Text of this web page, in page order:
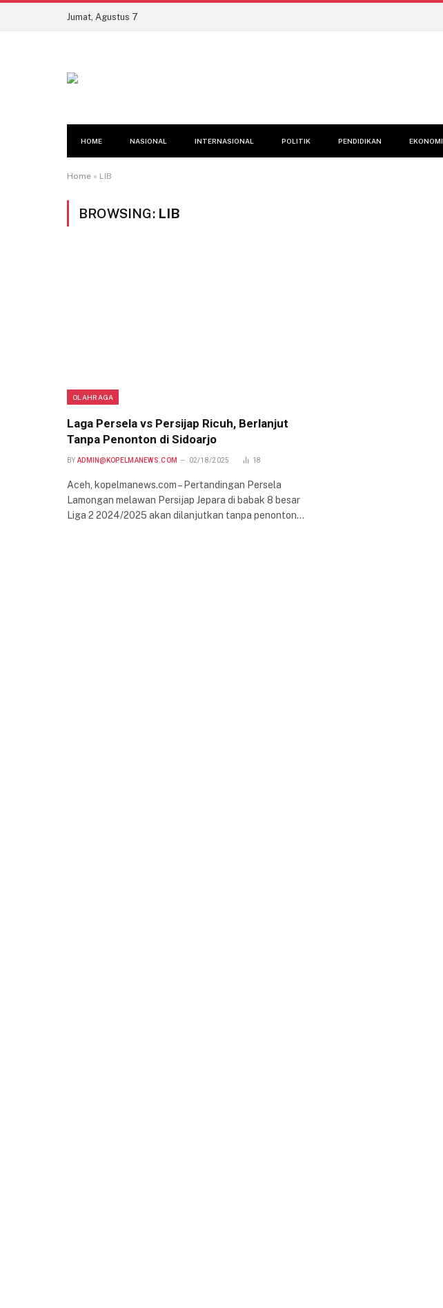
Jumat, Agustus 7
HOME NASIONAL INTERNASIONAL POLITIK PENDIDIKAN EKONOMI
Home » LIB
BROWSING: LIB
OLAHRAGA
Laga Persela vs Persijap Ricuh, Berlanjut
Tanpa Penonton di Sidoarjo
BY ADMIN@KOPELMANEWS.COM 02/18/2025 18
Aceh, kopelmanews.com – Pertandingan Persela
Lamongan melawan Persijap Jepara di babak 8 besar
Liga 2 2024/2025 akan dilanjutkan tanpa penonton…